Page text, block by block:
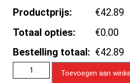
Productprijs:
€42.89
Totaal opties:
€0.00
Bestelling totaal: €42.89
Toevoegen aan